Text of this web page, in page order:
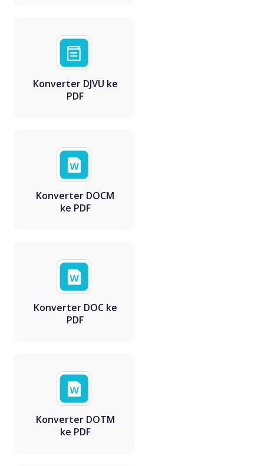
Konverter DJVU ke
PDF
Konverter DOCM
ke PDF
Konverter DOC ke
PDF
Konverter DOTM
ke PDF